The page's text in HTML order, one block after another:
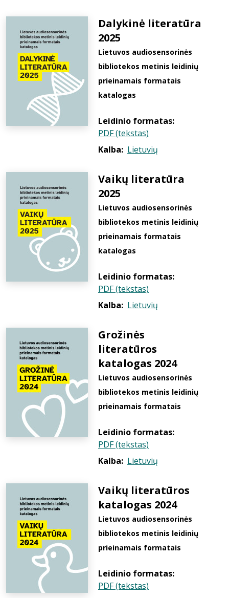
Dalykinė literatūra
2025
Lietuvos audiosensorinės
bibliotekos metinis leidinių
prieinamais formatais
katalogas
Leidinio formatas:
PDF (tekstas)
Kalba: Lietuvių
Vaikų literatūra
2025
Lietuvos audiosensorinės
bibliotekos metinis leidinių
prieinamais formatais
katalogas
Leidinio formatas:
PDF (tekstas)
Kalba: Lietuvių
Grožinės
literatūros
katalogas 2024
Lietuvos audiosensorinės
bibliotekos metinis leidinių
prieinamais formatais
Leidinio formatas:
PDF (tekstas)
Kalba: Lietuvių
Vaikų literatūros
katalogas 2024
Lietuvos audiosensorinės
bibliotekos metinis leidinių
prieinamais formatais
Leidinio formatas:
PDF (tekstas)